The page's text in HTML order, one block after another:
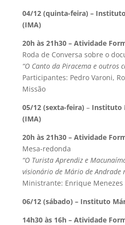
04/12 (quinta-feira) –
(IMA)
20h às 21h30 – Atividade
Roda de Conversa sobre o
“O Canto da Piracema e outros
Participantes: Pedro Varoni,
Missão
05/12 (sexta-feira) – Instituto
(IMA)
20h às 21h30 – Atividade
Mesa-redonda
“O Turista Aprendiz e
visionário de Mário de Andrade
Ministrante: Enrique Menezes
06/12 (sábado) – Instituto
14h30 às 16h – Atividade